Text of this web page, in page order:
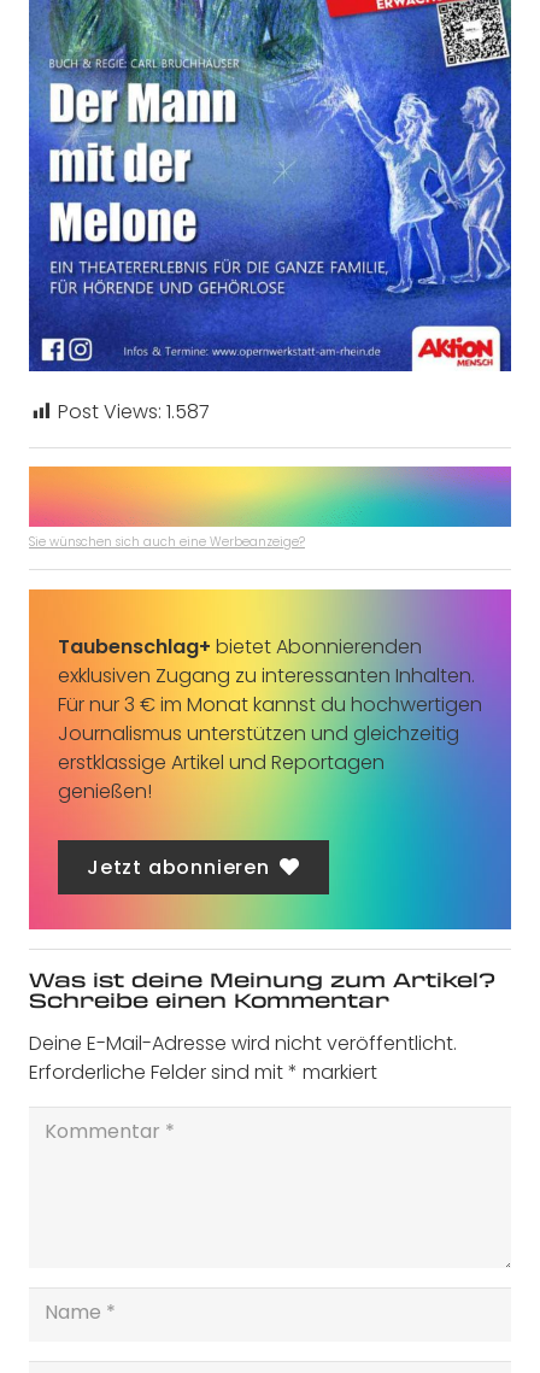
Post Views: 1.587
Sie wünschen sich auch eine Werbeanzeige?
Taubenschlag+ bietet Abonnierenden
exklusiven Zugang zu interessanten Inhalten.
Für nur 3 € im Monat kannst du hochwertigen
Journalismus unterstützen und gleichzeitig
erstklassige Artikel und Reportagen
genießen!
Jetzt abonnieren
Was ist deine Meinung zum Artikel?
Schreibe einen Kommentar
Deine E-Mail-Adresse wird nicht veröffentlicht.
Erforderliche Felder sind mit* markiert